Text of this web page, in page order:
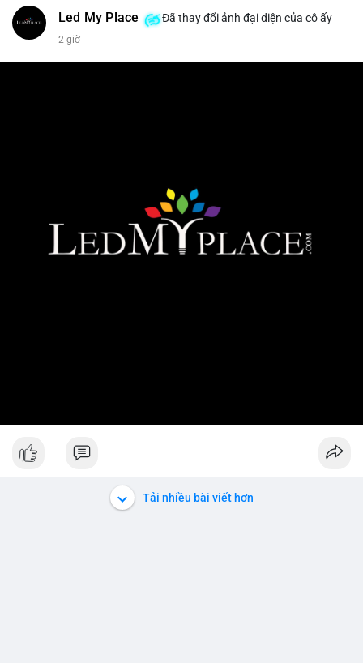
Led My Place Đã thay đổi ảnh đại diện của cô ấy
2 giờ
Tải nhiều bài viết hơn